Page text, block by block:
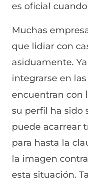
es oficial
Muchas
que lidiar con
asiduamente.
integrarse en
encuentran con
su perfil ha sido
puede acarrear
para hasta la
la imagen
esta situación.